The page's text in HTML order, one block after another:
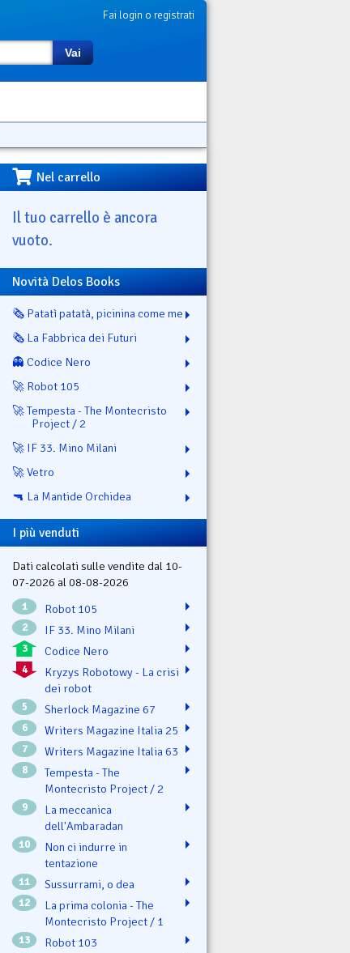
Fai login o registrati
Vai
Nel carrello
Il tuo carrello è ancora
vuoto.
Novità Delos Books
🗞️ Patatì patatà, picinina come me
🗞️ La Fabbrica dei Futuri
👻 Codice Nero
🚀 Robot 105
🚀 Tempesta - The Montecristo
Project / 2
🚀 IF 33. Mino Milani
🚀 Vetro
🔫 La Mantide Orchidea
I più venduti
Dati calcolati sulle vendite dal 10-
07-2026 al 08-08-2026
1 Robot 105
2 IF 33. Mino Milani
3 Codice Nero
4
Kryzys Robotowy - La crisi
dei robot
5 Sherlock Magazine 67
6 Writers Magazine Italia 25
7 Writers Magazine Italia 63
8
Tempesta - The
Montecristo Project / 2
9
La meccanica
dell'Ambaradan
10
Non ci indurre in
tentazione
11 Sussurrami, o dea
12
La prima colonia - The
Montecristo Project / 1
13 Robot 103